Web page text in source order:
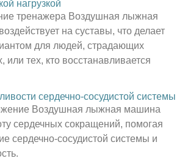
нагрузкой
тренажера Воздушная лыжная
на суставы, что делает
для людей, страдающих
или тех, кто восстанавливается
сердечно-сосудистой системы
Воздушная лыжная машина
сердечных сокращений, помогая
сердечно-сосудистой системы и